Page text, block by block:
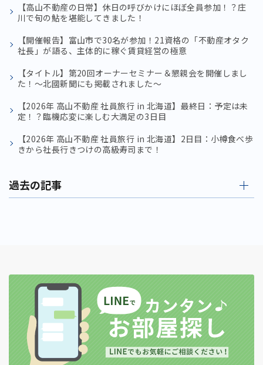
【高山不動産の日常】休日の呼びかけにほぼ全員参加！？庄
川で旬の鮎を堪能してきました！
【開催報告】富山市で30名が参加！21資格の「不動産オタク
社長」が語る、主体的に稼ぐ賃貸経営の極意
【タイトル】第20回オーナーセミナー＆懇親会を開催しまし
た！〜北國新聞にも掲載されました〜
【2026年 高山不動産 社員旅行 in 北海道】最終日：予定は未
定！？臨機応変に楽しむ大満足の3日目
【2026年 高山不動産 社員旅行 in 北海道】2日目：小樽食べ歩
きから社長行きつけの高級寿司まで！
過去の記事